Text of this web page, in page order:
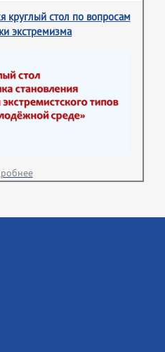
круглый стол по вопросам
экстремизма